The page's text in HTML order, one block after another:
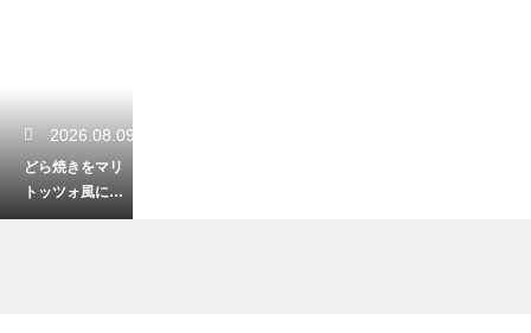
2026.08.09
どら焼きをマリ
トッツォ風にア
レンジ！クリー